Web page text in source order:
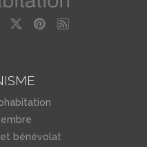
et bénévolat